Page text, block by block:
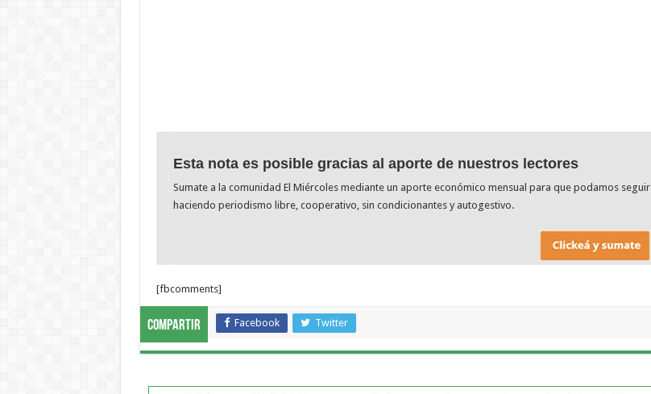
Esta nota es posible gracias al aporte de nuestros lectores
Sumate a la comunidad El Miércoles mediante un aporte económico mensual para que podamos seguir
haciendo periodismo libre, cooperativo, sin condicionantes y autogestivo.
[fbcomments]
Compartir Facebook Twitter